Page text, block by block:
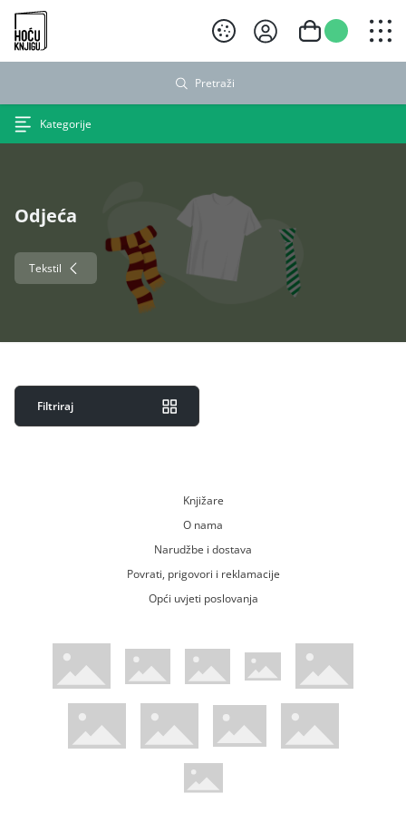
Hoću knjigu crni logo
Pretraži
Kategorije
Odjeća
Tekstil
Filtriraj
Knjižare
O nama
Narudžbe i dostava
Povrati, prigovori i reklamacije
Opći uvjeti poslovanja
WsPay web stranicaMaestro web stranicaMastercard web stranicaAmerican Express web stranica
Visa web stranica
Diners web stranicaTrustwave certificiranoMastercard sigurnosni kod web
Pci Dss certificirano
Verified by Visa web stranica